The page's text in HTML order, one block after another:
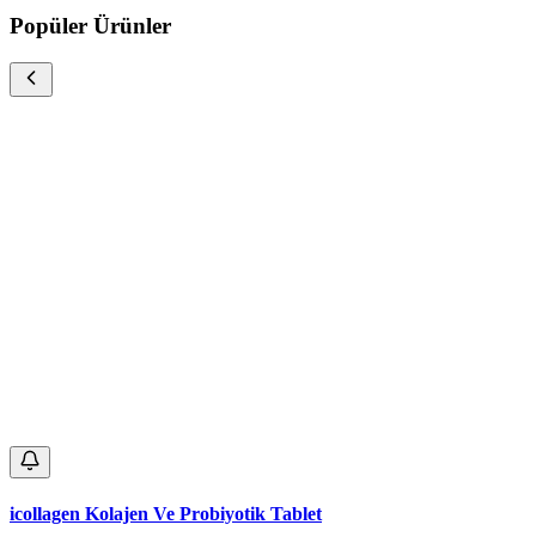
Popüler Ürünler
icollagen Kolajen Ve Probiyotik Tablet